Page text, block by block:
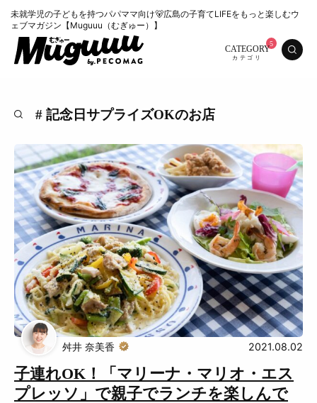
未就学児の子どもを持つパパママ向け🐻広島の子育てLIFEをもっと楽しむウ
ェブマガジン【Muguuu（むぎゅー）】
CATEGORY
特集 くらし
おいしい お知らせ
おでかけ
Muguuuとは 運営会社
# 記念日サプライズOKのお店
子連れOK！「マリーナ・マリオ・エス
プレッソ」で親子でランチを楽しんで
舛井 奈美香 2021.08.02